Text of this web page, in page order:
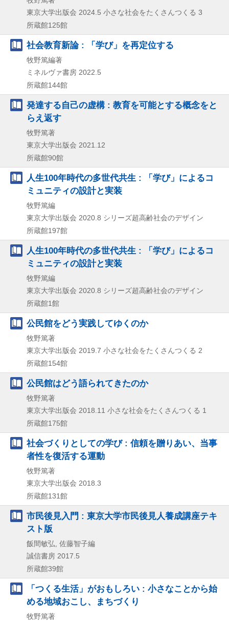
東京大学出版会 2024.5 小さな社会をたくさんつくる 3
所蔵館125館
社会教育新論 : 「学び」を再定位する
牧野篤編著
ミネルヴァ書房 2022.5
所蔵館144館
発達する自己の虚構 : 教育を可能とする概念をと
らえ返す
牧野篤著
東京大学出版会 2021.12
所蔵館90館
人生100年時代の多世代共生 : 「学び」によるコ
ミュニティの設計と実装
牧野篤編
東京大学出版会 2020.8 シリーズ超高齢社会のデザイン
所蔵館197館
人生100年時代の多世代共生 : 「学び」によるコ
ミュニティの設計と実装
牧野篤編
東京大学出版会 2020.8 シリーズ超高齢社会のデザイン
所蔵館1館
公民館をどう実践してゆくのか
牧野篤著
東京大学出版会 2019.7 小さな社会をたくさんつくる 2
所蔵館154館
公民館はどう語られてきたのか
牧野篤著
東京大学出版会 2018.11 小さな社会をたくさんつくる 1
所蔵館175館
社会づくりとしての学び : 信頼を贈りあい、当事
者性を復活する運動
牧野篤著
東京大学出版会 2018.3
所蔵館131館
市民後見入門 : 東京大学市民後見人養成講座テキ
スト版
飯間敏弘, 佐藤智子編
誠信書房 2017.5
所蔵館39館
「つくる生活」がおもしろい : 小さなことから始
める地域おこし、まちづくり
牧野篤著